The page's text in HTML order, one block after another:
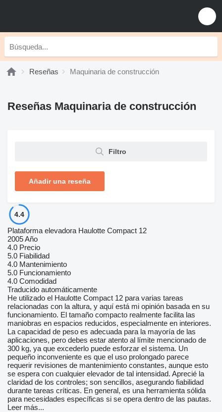
Reseñas Maquinaria de construcción
Reseñas Maquinaria de construcción
Filtro
Añadir una reseña
4.4
Plataforma elevadora Haulotte Compact 12
2005 Año
4.0 Precio
5.0 Fiabilidad
4.0 Mantenimiento
5.0 Funcionamiento
4.0 Comodidad
Traducido automáticamente
He utilizado el Haulotte Compact 12 para varias tareas
relacionadas con la altura, y aquí está mi opinión basada en su
funcionamiento. El tamaño compacto realmente facilita las
maniobras en espacios reducidos, especialmente en interiores.
La capacidad de peso es adecuada para la mayoría de las
aplicaciones, pero debes estar atento al límite mencionado de
300 kg, ya que excederlo puede esforzar el sistema. Un
pequeño inconveniente es que el uso prolongado parece
requerir revisiones de mantenimiento constantes, aunque esto
se espera con cualquier elevador de tal intensidad. Aprecié la
claridad de los controles; son sencillos, asegurando fiabilidad
durante tareas críticas. En general, es una herramienta sólida
para necesidades específicas si se opera dentro de las pautas.
Leer más...